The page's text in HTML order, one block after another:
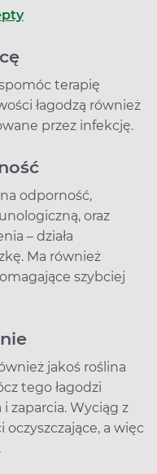
terapię
łagodzą również
przez infekcję.
odporność,
oraz
– działa
Ma również
szybciej
jakoś roślina
tego łagodzi
zaparcia. Wyciąg z
oczyszczające, a więc
.